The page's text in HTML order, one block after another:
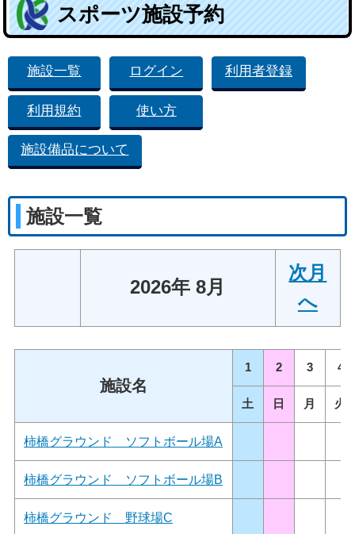
スポーツ施設予約
施設一覧 ログイン 利用者登録
利用規約 使い方
施設備品について
施設一覧
2026年 8月
次月
へ
施設名
1 2 3 4
土 日 月 火
柿橋グラウンド ソフトボール場A
柿橋グラウンド ソフトボール場B
柿橋グラウンド 野球場C